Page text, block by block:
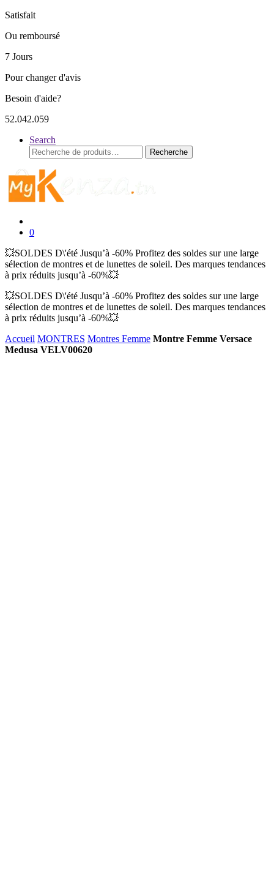
Satisfait
Ou remboursé
7 Jours
Pour changer d'avis
Besoin d'aide?
52.042.059
Search
Recherche
pour :
Recherche
0
💥SOLDES D\'été Jusqu’à -60% Profitez des soldes sur une large
sélection de montres et de lunettes de soleil. Des marques tendances
à prix réduits jusqu’à -60%💥
💥SOLDES D\'été Jusqu’à -60% Profitez des soldes sur une large
sélection de montres et de lunettes de soleil. Des marques tendances
à prix réduits jusqu’à -60%💥
Accueil MONTRES Montres Femme Montre Femme Versace
Medusa VELV00620